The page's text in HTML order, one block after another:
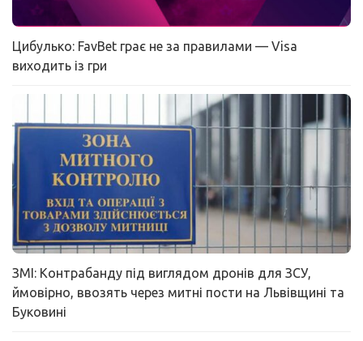
Цибулько: FavBet грає не за правилами — Visa
виходить із гри
ЗМІ: Контрабанду під виглядом дронів для ЗСУ,
ймовірно, ввозять через митні пости на Львівщині та
Буковині